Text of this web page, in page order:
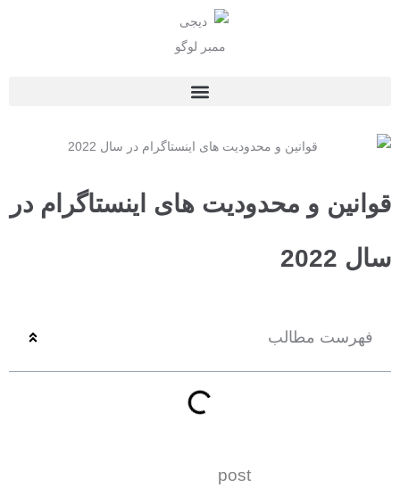
قوانین و محدودیت ‌های اینستاگرام در
سال 2022
فهرست مطالب
post